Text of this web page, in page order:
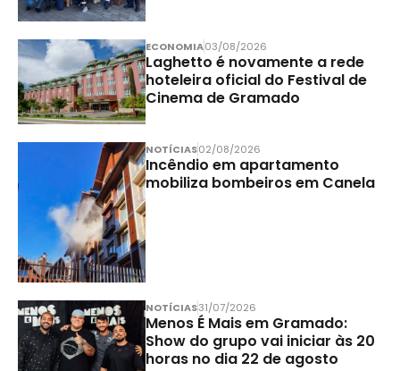
ECONOMIA03/08/2026
Laghetto é novamente a rede
hoteleira oficial do Festival de
Cinema de Gramado
NOTÍCIAS02/08/2026
Incêndio em apartamento
mobiliza bombeiros em Canela
NOTÍCIAS31/07/2026
Menos É Mais em Gramado:
Show do grupo vai iniciar às 20
horas no dia 22 de agosto